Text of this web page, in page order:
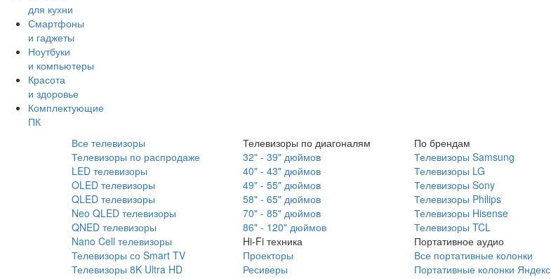
для кухни
Смартфоны
и гаджеты
Ноутбуки
и компьютеры
Красота
и здоровье
Комплектующие
ПК
Все телевизоры
Телевизоры по распродаже
LED телевизоры
OLED телевизоры
QLED телевизоры
Neo QLED телевизоры
QNED телевизоры
Nano Cell телевизоры
Телевизоры со Smart TV
Телевизоры 8K Ultra HD
Телевизоры по диагоналям
32" - 39" дюймов
40" - 43" дюймов
49" - 55" дюймов
58" - 65" дюймов
70" - 85" дюймов
86" - 120" дюймов
Hi-Fi техника
Проекторы
Ресиверы
По брендам
Телевизоры Samsung
Телевизоры LG
Телевизоры Sony
Телевизоры Philips
Телевизоры Hisense
Телевизоры TCL
Портативное аудио
Все портативные колонки
Портативные колонки Яндекс